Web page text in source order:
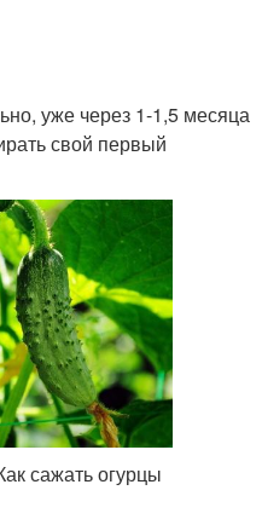
уже через 1-1,5 месяца
свой первый
сажать огурцы